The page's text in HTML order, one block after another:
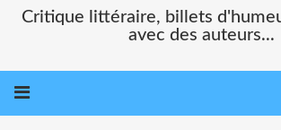
Critique littéraire, billets
avec des auteurs...